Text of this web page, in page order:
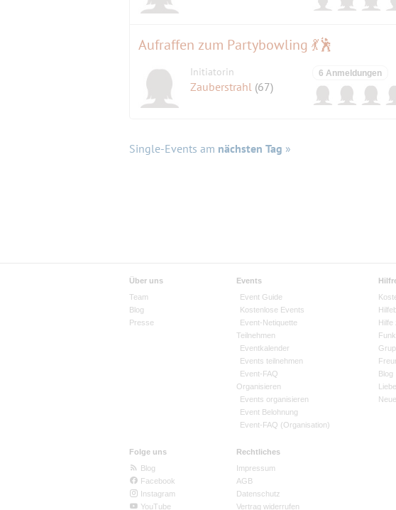
Aufraffen zum Partybowling 💃🕺
Initiatorin
Zauberstrahl (67)
6 Anmeldungen
Single-Events am nächsten Tag »
Über uns
Team
Blog
Presse
Events
Event Guide
Kostenlose Events
Event-Netiquette
Teilnehmen
Eventkalender
Events teilnehmen
Event-FAQ
Organisieren
Events organisieren
Event Belohnung
Event-FAQ (Organisation)
Hilfe
Blog
Folge uns
Blog
Facebook
Instagram
YouTube
Rechtliches
Impressum
AGB
Datenschutz
Vertrag widerrufen